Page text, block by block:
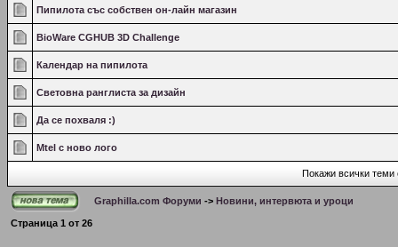
Пипилота със собствен он-лайн магазин
BioWare CGHUB 3D Challenge
Календар на пипилота
Световна ранглиста за дизайн
Да се похваля :)
Mtel с ново лого
Покажи всички теми
Graphilla.com Форуми -> Новини, интервюта и уроци
Страница 1 от 26